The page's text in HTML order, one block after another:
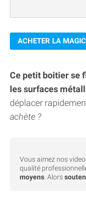
ACHETER LA
Ce petit boitier se
les surfaces
déplacer
achète ?
Vous aimez nos
qualité
moyens . Alors